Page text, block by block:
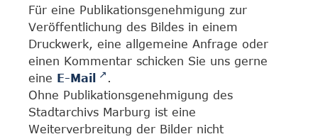
Für eine Publikationsgenehmigung zur
Veröffentlichung des Bildes in einem
Druckwerk, eine allgemeine Anfrage oder
einen Kommentar schicken Sie uns gerne
eine E-Mail
.
Ohne Publikationsgenehmigung des
Stadtarchivs Marburg ist eine
Weiterverbreitung der Bilder nicht